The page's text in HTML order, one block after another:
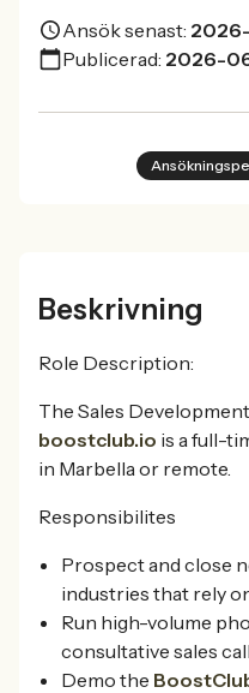
Ansök senast:
Publicerad: 2026-
Beskrivning
Role Description:
The Sales
boostclub.io is a full-
in Marbella or remote.
Responsibilites
Prospect and close
industries that rely
Run high-volume
consultative sales
Demo the